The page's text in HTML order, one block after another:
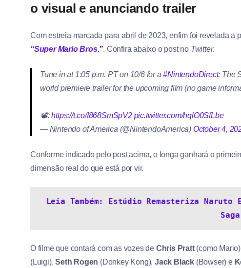
o visual e anunciando trailer
Com estreia marcada para abril de 2023, enfim foi revelada
“Super Mario Bros.”. Confira abaixo o post no Twitter.
Tune in at 1:05 p.m. PT on 10/6 for a#NintendoDirect: The
world premiere trailer for the upcoming film (no game
📽️:https://t.co/I868SmSpV2 pic.twitter.com/hqlO0SfLbe
— Nintendo of America (@NintendoAmerica) October 4,
Conforme indicado pelo post acima, o longa ganhará o
dimensão real do que está por vir.
Leia Também: Estúdio Remasteriza Naruto
Saga
O filme que contará com as vozes de Chris Pratt(como
(Luigi),Seth Rogen (Donkey Kong),Jack Black (Bowser) e